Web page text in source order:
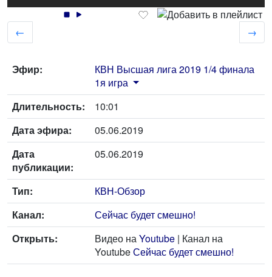
← →
Эфир:
КВН Высшая лига 2019 1/4 финала
1я игра
Длительность:
10:01
Дата эфира:
05.06.2019
Дата
публикации:
05.06.2019
Тип:
КВН-Обзор
Канал:
Сейчас будет смешно!
Открыть:
Видео наYoutube | Канал на
YoutubeСейчас будет смешно!